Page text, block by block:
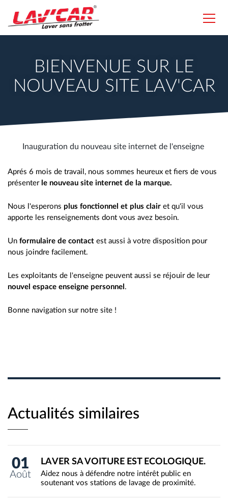
Lavcar
BIENVENUE SUR LE
NOUVEAU SITE LAV'CAR
Inauguration du nouveau site internet de l'enseigne
Aprés 6 mois de travail, nous sommes heureux et fiers de vous
présenterle nouveau site internet de la marque.
Nous l'esperons plus fonctionnel et plus clair et qu'il vous
apporte les renseignements dont vous avez besoin.
Un formulaire de contact est aussi à votre disposition pour
nous joindre facilement.
Les exploitants de l'enseigne peuvent aussi se réjouir de leur
nouvel espace enseigne personnel.
Bonne navigation sur notre site !
Actualités similaires
01
Août
LAVER SA VOITURE EST ECOLOGIQUE.
Aidez nous à défendre notre intérêt public en
soutenant vos stations de lavage de proximité.